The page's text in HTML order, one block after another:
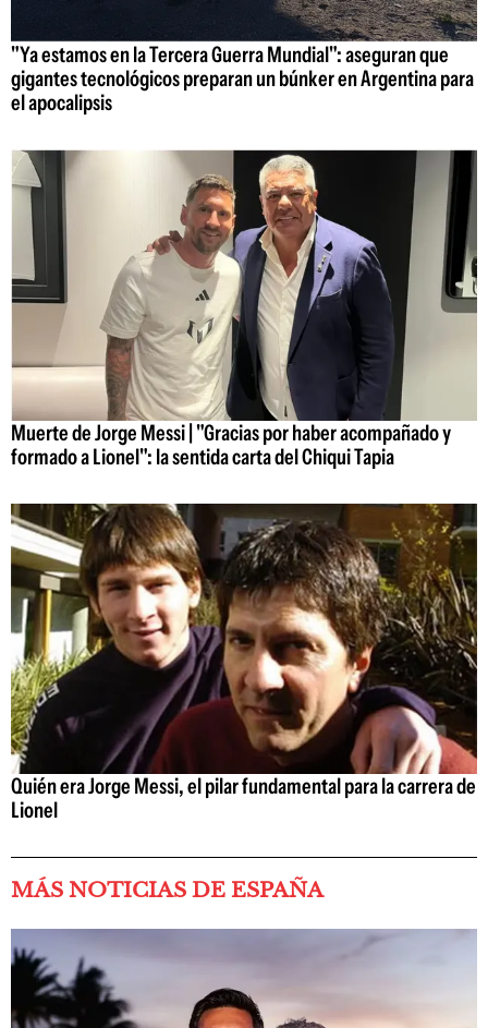
"Ya estamos en la Tercera Guerra Mundial": aseguran que
gigantes tecnológicos preparan un búnker en Argentina para
el apocalipsis
Muerte de Jorge Messi | "Gracias por haber acompañado y
formado a Lionel": la sentida carta del Chiqui Tapia
Quién era Jorge Messi, el pilar fundamental para la carrera de
Lionel
MÁS NOTICIAS DE ESPAÑA